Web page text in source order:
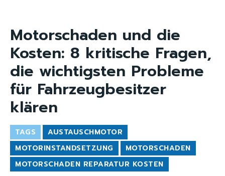
Motorschaden und die
Kosten: 8 kritische Fragen,
die wichtigsten Probleme
für Fahrzeugbesitzer
klären
TAGS
AUSTAUSCHMOTOR
MOTORINSTANDSETZUNG
MOTORSCHADEN
MOTORSCHADEN REPARATUR KOSTEN